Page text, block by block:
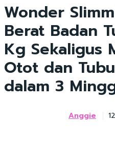
Wonder
Berat Badan
Kg Sekaligus
Otot dan
dalam 3
Anggie